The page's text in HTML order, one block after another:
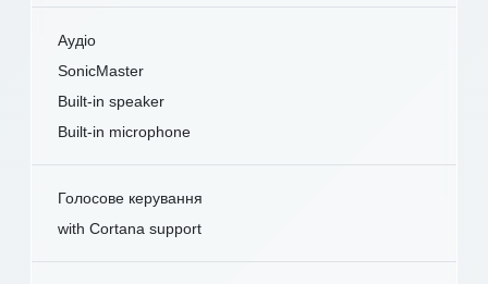
Аудіо
SonicMaster
Built-in speaker
Built-in microphone
Голосове керування
with Cortana support